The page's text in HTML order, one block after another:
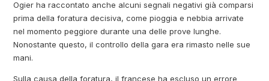
Ogier ha raccontato anche alcuni segnali negativi già comparsi
prima della foratura decisiva, come pioggia e nebbia arrivate
nel momento peggiore durante una delle prove lunghe.
Nonostante questo, il controllo della gara era rimasto nelle sue
mani.
Sulla causa della foratura, il francese ha escluso un errore